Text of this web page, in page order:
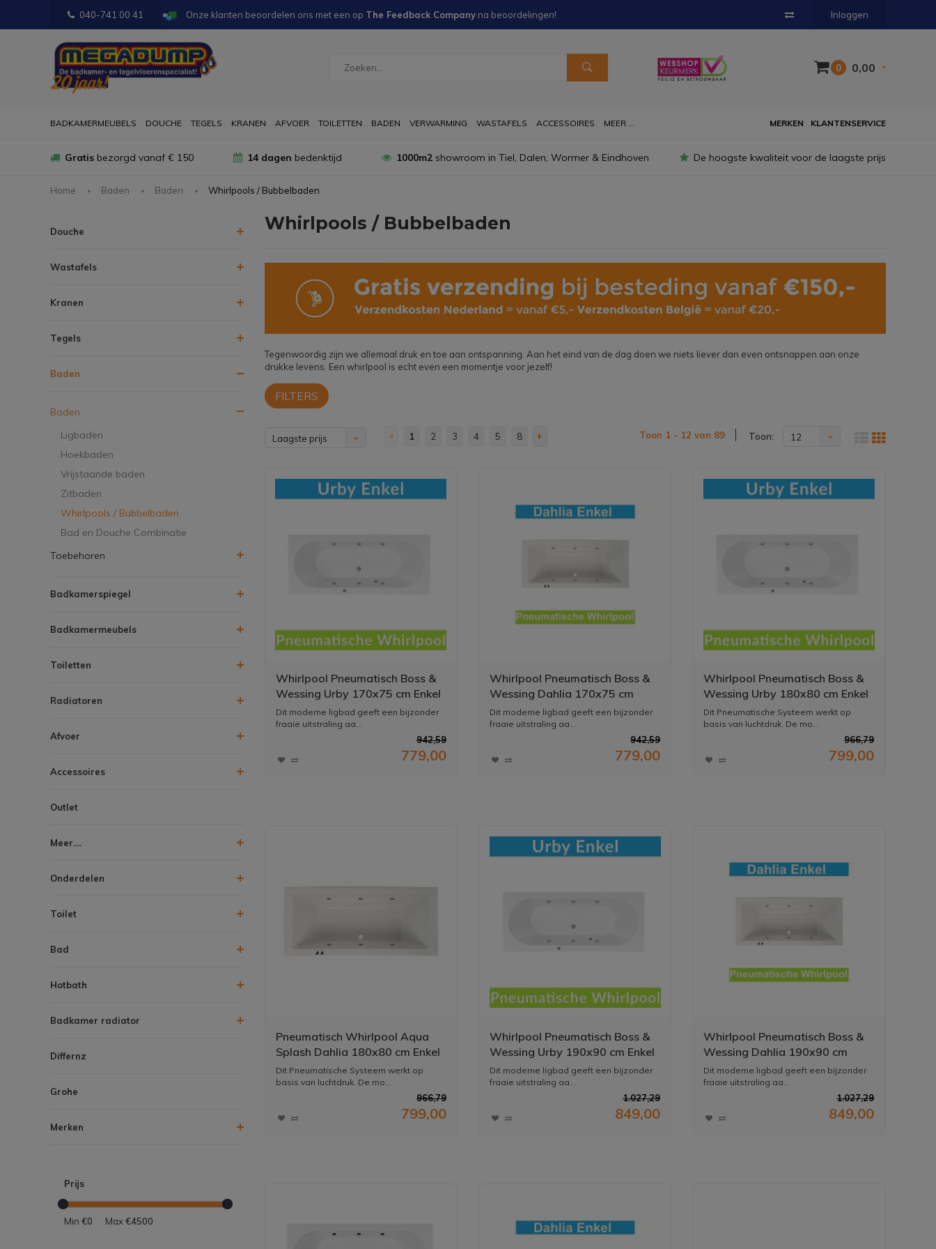
040-741 00 41 Onze klanten beoordelen ons met een op The Feedback Company na beoordelingen! Inloggen
0 0,00
BADKAMERMEUBELS DOUCHE TEGELS KRANEN AFVOER TOILETTEN BADEN VERWARMING WASTAFELS ACCESSOIRES MEER ... KLANTENSERVICE
MERKEN
Gratis bezorgd vanaf € 150 14 dagen bedenktijd 1000m2showroom in Tiel, Dalen, Wormer & Eindhoven De hoogste kwaliteit voor de laagste prijs
Home Baden Baden Whirlpools / Bubbelbaden
Douche
Wastafels
Kranen
Tegels
Baden
Baden
Ligbaden
Hoekbaden
Vrijstaande baden
Zitbaden
Whirlpools / Bubbelbaden
Bad en Douche Combinatie
Toebehoren
Badkamerspiegel
Badkamermeubels
Toiletten
Radiatoren
Afvoer
Accessoires
Outlet
Meer....
Onderdelen
Toilet
Bad
Hotbath
Badkamer radiator
Differnz
Grohe
Merken
Prijs
Min €0 Max€4500
Whirlpools / Bubbelbaden
Tegenwoordig zijn we allemaal druk en toe aan ontspanning. Aan het eind van de dag doen we niets liever dan even ontsnappen aan onze
drukke levens. Een whirlpool is echt even een momentje voor jezelf!
FILTERS
Laagste prijs 1 2 3 4 5 8 Toon 1 - 12 van 89 Toon: 12
Whirlpool Pneumatisch Boss &
Wessing Urby 170x75 cm Enkel
Systeem
Dit moderne ligbad geeft een bijzonder
fraaie uitstraling aa...
942,59
779,00
Whirlpool Pneumatisch Boss &
Wessing Dahlia 170x75 cm
Enkel Systeem
Dit moderne ligbad geeft een bijzonder
fraaie uitstraling aa...
942,59
779,00
Whirlpool Pneumatisch Boss &
Wessing Urby 180x80 cm Enkel
Systeem
Dit Pneumatische Systeem werkt op
basis van luchtdruk. De mo...
966,79
799,00
Pneumatisch Whirlpool Aqua
Splash Dahlia 180x80 cm Enkel
systeem
Dit Pneumatische Systeem werkt op
basis van luchtdruk. De mo...
966,79
799,00
Whirlpool Pneumatisch Boss &
Wessing Urby 190x90 cm Enkel
Systeem
Dit moderne ligbad geeft een bijzonder
fraaie uitstraling aa...
1.027,29
849,00
Whirlpool Pneumatisch Boss &
Wessing Dahlia 190x90 cm
Enkel Systeem
Dit moderne ligbad geeft een bijzonder
fraaie uitstraling aa...
1.027,29
849,00